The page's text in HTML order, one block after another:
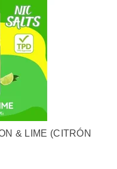
& LIME (CITRÓN